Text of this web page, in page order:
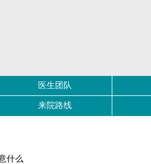
医生团队
来院路线
什么